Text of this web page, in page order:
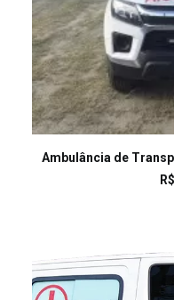
Ambulância de
R$